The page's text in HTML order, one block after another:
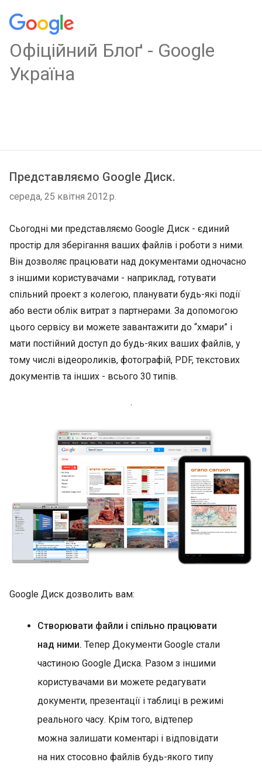
Oфіційний Блоґ - Google
Україна
Представляємо Google Диск.
середа, 25 квітня 2012 р.
Сьогодні ми представляємо Google Диск - єдиний
простір для зберігання ваших файлів і роботи з ними.
Він дозволяє працювати над документами одночасно
з іншими користувачами - наприклад, готувати
спільний проект з колегою, планувати будь-які події
або вести облік витрат з партнерами. За допомогою
цього сервісу ви можете завантажити до “хмари” і
мати постійний доступ до будь-яких ваших файлів, у
тому числі відеороликів, фотографій, PDF, текстових
документів та інших - всього 30 типів.
.
Google Диск дозволить вам:
Створювати файли і спільно працювати
над ними. Тепер Документи Google стали
частиною Google Диска. Разом з іншими
користувачами ви можете редагувати
документи, презентації і таблиці в режимі
реального часу. Крім того, відтепер
можна залишати коментарі і відповідати
на них стосовно файлів будь-якого типу